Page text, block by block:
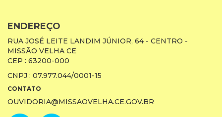
ENDEREÇO
RUA JOSÉ LEITE LANDIM JÚNIOR, 64 - CENTRO -
MISSÃO VELHA CE
CEP : 63200-000
CNPJ : 07.977.044/0001-15
CONTATO
OUVIDORIA@MISSAOVELHA.CE.GOV.BR